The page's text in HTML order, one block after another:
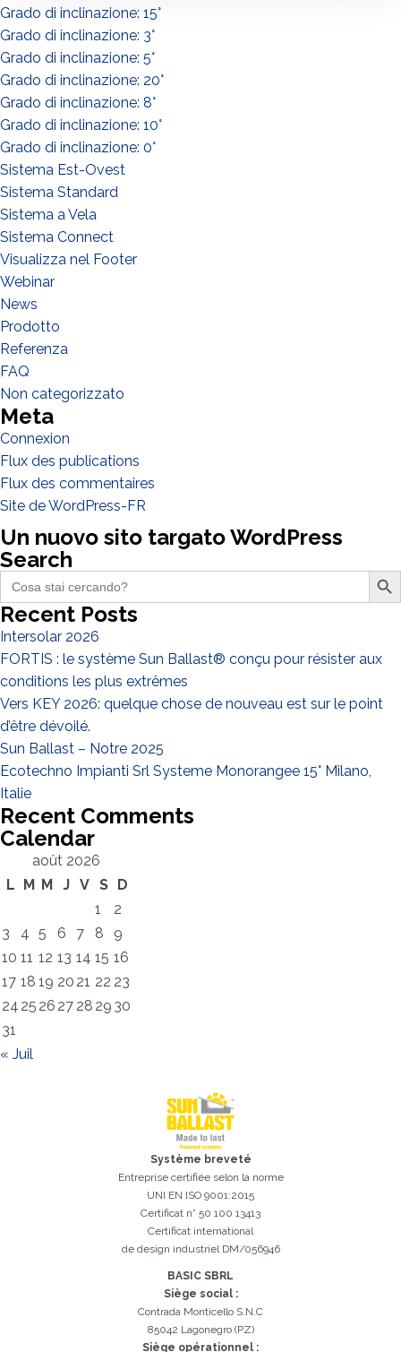
Grado di inclinazione: 15°
Grado di inclinazione: 3°
Grado di inclinazione: 5°
Grado di inclinazione: 20°
Grado di inclinazione: 8°
Grado di inclinazione: 10°
Grado di inclinazione: 0°
Sistema Est-Ovest
Sistema Standard
Sistema a Vela
Sistema Connect
Visualizza nel Footer
Webinar
News
Prodotto
Referenza
FAQ
Non categorizzato
Meta
Connexion
Flux des publications
Flux des commentaires
Site de WordPress-FR
Un nuovo sito targato WordPress
Search
Search
for:
Search Button
Recent Posts
Intersolar 2026
FORTIS : le système Sun Ballast® conçu pour résister aux
conditions les plus extrêmes
Vers KEY 2026: quelque chose de nouveau est sur le point
d’être dévoilé.
Sun Ballast – Notre 2025
Ecotechno Impianti Srl Systeme Monorangee 15° Milano,
Italie
Recent Comments
Calendar
août 2026
L M M J V S
D
1
2
3
4 5 6 7 8
9
10 11 12 13 14 15 16
17 18 19 20 21 22 23
24 25 26 27 28 29 30
31
« Juil
J'ai lu et j'accepte la politique de confidentialité*
Le champ Prénom est obligatoire
Le champ Nom est obligatoire
Le champ Agence est obligatoire
Le champ Ville est obligatoire
Le champ Téléphone est obligatoire
Le champ E-mail est obligatoire
E-mail saisi invalide
Il est essentiel d'accepter la politique de confidentialité
Inscription réussi. Vérifiez votre boîte e-mail pour procéder à
l'activation
Désolé, vous avez rencontré l'erreur suivante:
Système breveté
Entreprise certifiée selon la norme
UNI EN ISO 9001:2015
Certificat n° 50 100 13413
Certificat international
de design industriel DM/056946
BASIC SBRL
Siège social :
Contrada Monticello S.N.C
85042 Lagonegro (PZ)
Siège opérationnel :